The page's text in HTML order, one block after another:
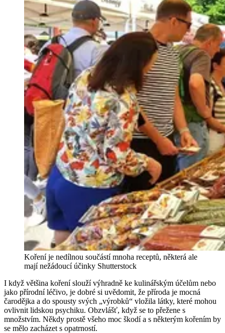
Koření je nedílnou součástí mnoha receptů, některá ale
mají nežádoucí účinky Shutterstock
I když většina koření slouží výhradně ke kulinářským účelům nebo
jako přírodní léčivo, je dobré si uvědomit, že příroda je mocná
čarodějka a do spousty svých „výrobků“ vložila látky, které mohou
ovlivnit lidskou psychiku. Obzvlášť, když se to přežene s
množstvím. Někdy prostě všeho moc škodí a s některým kořením by
se mělo zacházet s opatrností.